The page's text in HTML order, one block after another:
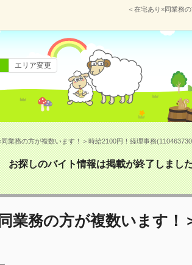
＜在宅あり×同業務
エリア変更
業務の方が複数います！＞時給2100円！経理事務
お探しのバイト情報は掲載が終了しまし
業務の方が複数います！